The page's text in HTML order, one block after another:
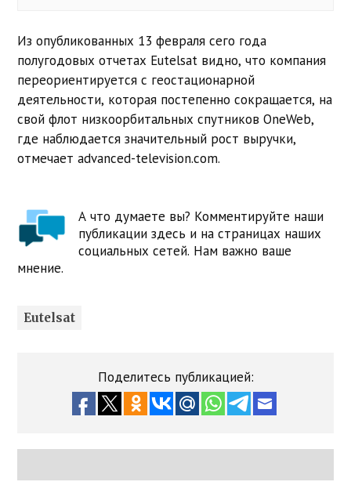
Из опубликованных 13 февраля сего года
полугодовых отчетах Eutelsat видно, что компания
переориентируется с геостационарной
деятельности, которая постепенно сокращается, на
свой флот низкоорбитальных спутников OneWeb,
где наблюдается значительный рост выручки,
отмечает advanced-television.com.
А что думаете вы? Комментируйте наши
публикации здесь и на страницах наших
социальных сетей. Нам важно ваше
мнение.
Eutelsat
Поделитесь публикацией: